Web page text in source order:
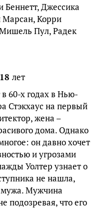
Беннетт, Джессика
Марсан, Корри
Пул, Радек
18 лет
60-х годах в Нью-
Стэкхаус на первый
жена –
дома. Однако
он давно хочет
и угрозами
Уолтер узнает о
не нашла,
мужа. Мужчина
подозревая, что его